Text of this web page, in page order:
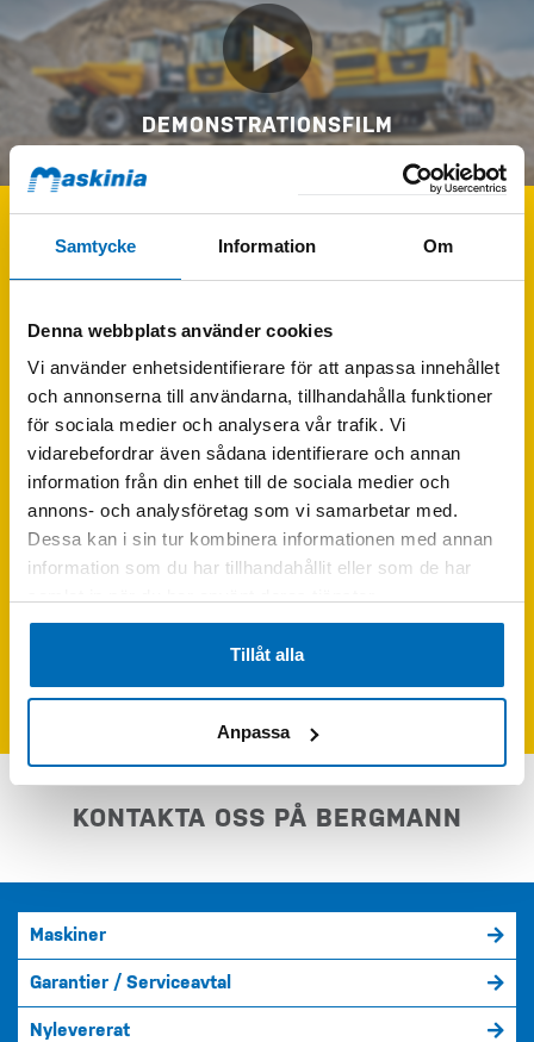
Samtycke Information Om
Denna webbplats använder cookies
Vi använder enhetsidentifierare för att anpassa innehållet
och annonserna till användarna, tillhandahålla funktioner
för sociala medier och analysera vår trafik. Vi
vidarebefordrar även sådana identifierare och annan
information från din enhet till de sociala medier och
annons- och analysföretag som vi samarbetar med.
Dessa kan i sin tur kombinera informationen med annan
information som du har tillhandahållit eller som de har
Tillåt alla
Anpassa
DEMONSTRATIONSFILM
Fyll i formuläretför att få mer information om BERGMANN C810s.
Skicka förfrågan
KONTAKTA OSS PÅ BERGMANN
Maskiner
Garantier / Serviceavtal
Nylevererat